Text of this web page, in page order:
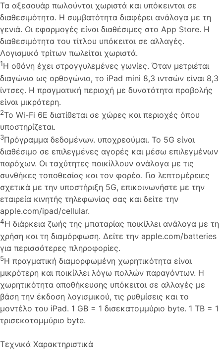
Τα αξεσουάρ πωλούνται χωριστά και υπόκεινται σε
διαθεσιμότητα. Η συμβατότητα διαφέρει ανάλογα με τη
γενιά. Οι εφαρμογές είναι διαθέσιμες στο App Store. Η
διαθεσιμότητα του τίτλου υπόκειται σε αλλαγές.
Λογισμικό τρίτων πωλείται χωριστά.
1Η οθόνη έχει στρογγυλεμένες γωνίες. Όταν μετριέται
διαγώνια ως ορθογώνιο, το iPad mini 8,3 ιντσών είναι 8,3
ίντσες. Η πραγματική περιοχή με δυνατότητα προβολής
είναι μικρότερη.
2Το Wi-Fi 6E διατίθεται σε χώρες και περιοχές όπου
υποστηρίζεται.
3Πρόγραμμα δεδομένων. υποχρεούμαι. Το 5G είναι
διαθέσιμο σε επιλεγμένες αγορές και μέσω επιλεγμένων
παρόχων. Οι ταχύτητες ποικίλλουν ανάλογα με τις
συνθήκες τοποθεσίας και τον φορέα. Για λεπτομέρειες
σχετικά με την υποστήριξη 5G, επικοινωνήστε με την
εταιρεία κινητής τηλεφωνίας σας και δείτε την
apple.com/ipad/cellular.
4Η διάρκεια ζωής της μπαταρίας ποικίλλει ανάλογα με τη
χρήση και τη διαμόρφωση. Δείτε την apple.com/batteries
για περισσότερες πληροφορίες.
5Η πραγματική διαμορφωμένη χωρητικότητα είναι
μικρότερη και ποικίλλει λόγω πολλών παραγόντων. Η
χωρητικότητα αποθήκευσης υπόκειται σε αλλαγές με
βάση την έκδοση λογισμικού, τις ρυθμίσεις και το
μοντέλο του iPad. 1 GB = 1 δισεκατομμύριο byte. 1 TB = 1
τρισεκατομμύριο byte.
Τεχνικά Χαρακτηριστικά